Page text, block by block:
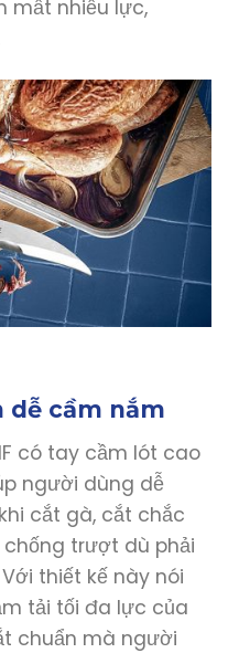
mất nhiều lực,
dễ cầm nắm
có tay cầm lót cao
người dùng dễ
cắt gà, cắt chắc
chống trượt dù phải
thiết kế này nói
tải tối đa lực của
chuẩn mà người